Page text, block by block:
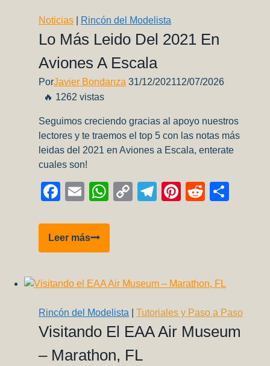
Noticias
Rincón del Modelista
Lo Más Leido Del 2021 En
Aviones A Escala
PorJavier Bondanza 31/12/202112/07/2026
🔥 1262 vistas
Seguimos creciendo gracias al apoyo nuestros
lectores y te traemos el top 5 con las notas más
leidas del 2021 en Aviones a Escala, enterate
cuales son!
Facebook
EmailWhatsApp
CopyTelegram
Pinterest
Reddit
Leer másLo
Más
Del
En
Aviones
A
Escala
Rincón del Modelista Tutoriales y Paso a Paso
Visitando El EAA Air Museum
– Marathon, FL